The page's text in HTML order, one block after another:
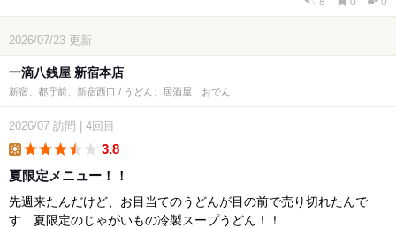
2026/07/23 更新
一滴八銭屋 新宿本店
新宿、都庁前、新宿西口 / うどん、居酒屋、おでん
2026/07 訪問 4回目
3.8
夏限定メニュー！！
先週来たんだけど、お目当てのうどんが目の前で売り切れたんで
す…夏限定のじゃがいもの冷製スープうどん！！